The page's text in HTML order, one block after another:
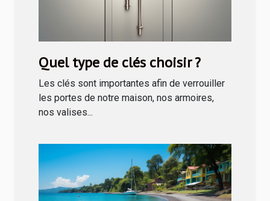
Quel type de clés choisir ?
Les clés sont importantes afin de verrouiller
les portes de notre maison, nos armoires,
nos valises...